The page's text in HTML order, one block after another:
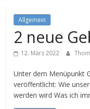
Allgemein
2 neue
12. März 2022
Unter dem Menüpunkt
veröffentlicht: Wie
werden wird Was ich